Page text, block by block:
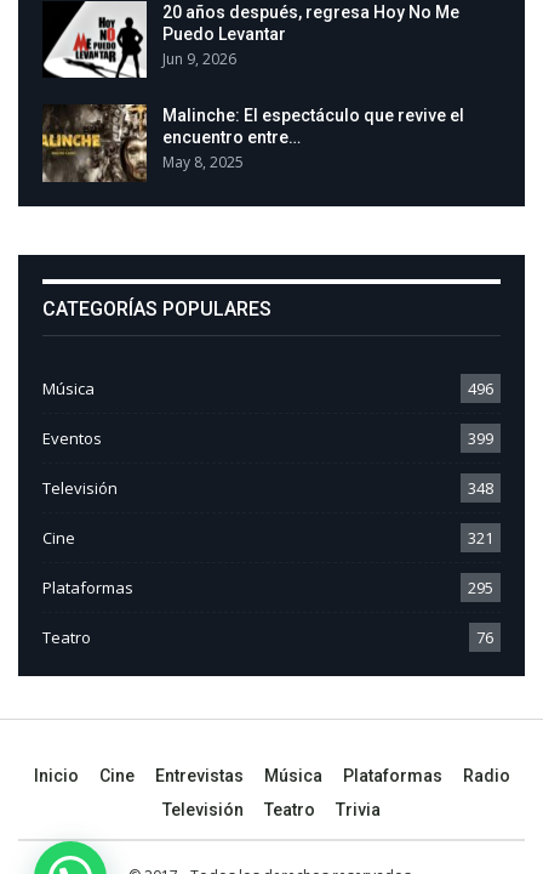
20 años después, regresa Hoy No Me
Puedo Levantar
Jun 9, 2026
Malinche: El espectáculo que revive el
encuentro entre…
May 8, 2025
CATEGORÍAS POPULARES
Música 496
Eventos 399
Televisión 348
Cine 321
Plataformas 295
Teatro 76
Inicio Cine Entrevistas Música Plataformas
Radio
Televisión
Teatro Trivia